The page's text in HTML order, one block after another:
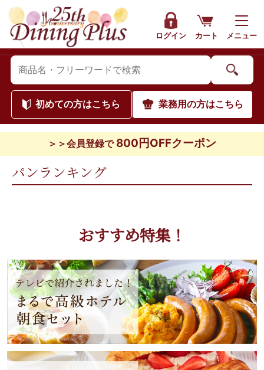
ログイン カート メニュー
初めての方はこちら 業務用の方はこちら
＞＞会員登録で 800円OFFクーポン
パンランキング
おすすめ特集！